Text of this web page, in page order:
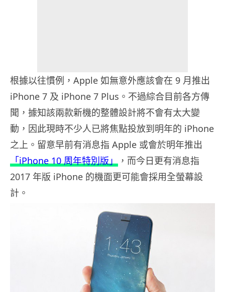
根據以往慣例，Apple 如無意外應該會在 9 月推出
iPhone 7 及 iPhone 7 Plus。不過綜合目前各方傳
聞，據知該兩款新機的整體設計將不會有太大變
動，因此現時不少人已將焦點投放到明年的 iPhone
之上。留意早前有消息指 Apple 或會於明年推出
「iPhone 10 周年特別版」 ，而今日更有消息指
2017 年版 iPhone 的機面更可能會採用全螢幕設
計。